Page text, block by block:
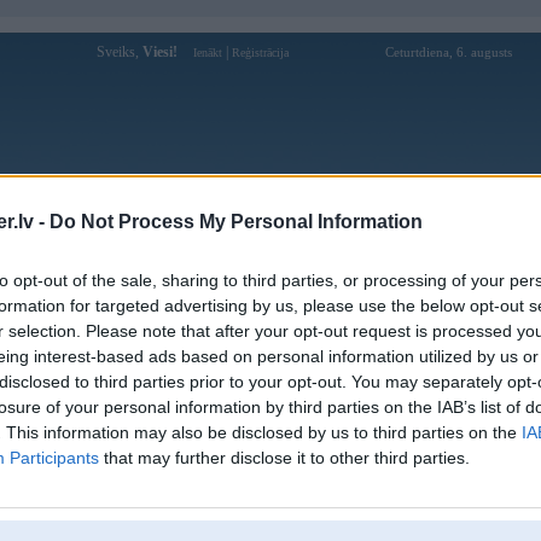
- Do Not Process My Personal Information
opt-out of the sale, sharing to third parties, or processing of your
for targeted advertising by us, please use the below opt-out
selection. Please note that after your opt-out request is processed
interest-based ads based on personal information utilized by us
to third parties prior to your opt-out. You may separately
of your personal information by third parties on the IAB’s list of
This information may also be disclosed by us to third parties on the
Participants that may further disclose it to other third parties.
Sveiks, Viesi! Ienākt Reģistrācija Ceturtdiena, 6. augusts
Forums Galerijas Reģistrācija Lietotāji
Lietotāja 69okorg profils
Lietotājvārds: 69okorg
Intereses:
69OK | Thuong Hieu Truc Tuyen | Tang
Khuyen Mai 169k
Ziņojumi forumā:
0
Pēdējie ziņojumi forumā